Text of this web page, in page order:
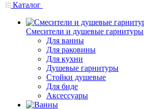
Каталог
Смесители и душевые гарнитуры
Для ванны
Для раковины
Для кухни
Душевые гарнитуры
Стойки душевые
Для биде
Аксессуары